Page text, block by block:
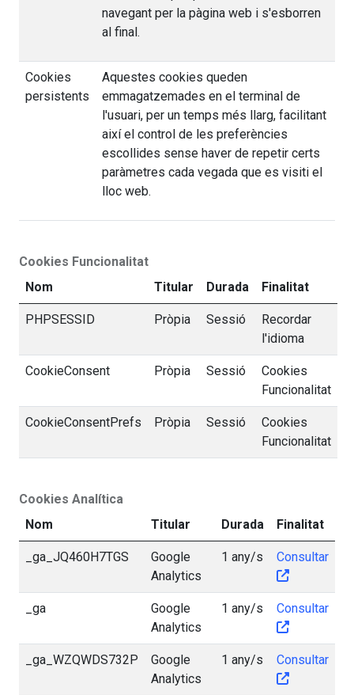
navegant per la pàgina web i s'esborren
al final.
Cookies
persistents
Aquestes cookies queden
emmagatzemades en el terminal de
l'usuari, per un temps més llarg, facilitant
així el control de les preferències
escollides sense haver de repetir certs
paràmetres cada vegada que es visiti el
lloc web.
Cookies Funcionalitat
Nom
Titular Durada Finalitat
PHPSESSID Pròpia Sessió
Recordar
l'idioma
CookieConsent Pròpia Sessió
Cookies
Funcionalitat
CookieConsentPrefs Pròpia Sessió
Cookies
Funcionalitat
Cookies Analítica
Nom
Titular Durada Finalitat
_ga_JQ460H7TGS
Google
Analytics
1 any/s Consultar
_ga
Google
Analytics
1 any/s Consultar
_ga_WZQWDS732P
Google
Analytics
1 any/s Consultar